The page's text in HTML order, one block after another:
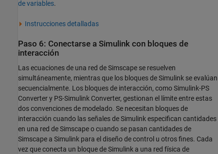
de variables.
Instrucciones detalladas
Paso 6: Conectarse a Simulink con bloques de
interacción
Las ecuaciones de una red de Simscape se resuelven
simultáneamente, mientras que los bloques de Simulink se evalúan
secuencialmente. Los bloques de interacción, comoSimulink-PS
Convertery PS-Simulink Converter, gestionan el límite entre estas
dos convenciones de modelado. Se necesitan bloques de
interacción cuando las señales de Simulink especifican cantidades
en una red de Simscape o cuando se pasan cantidades de
Simscape a Simulink para el diseño de control u otros fines. Cada
vez que conecta un bloque de Simulink a una red física de